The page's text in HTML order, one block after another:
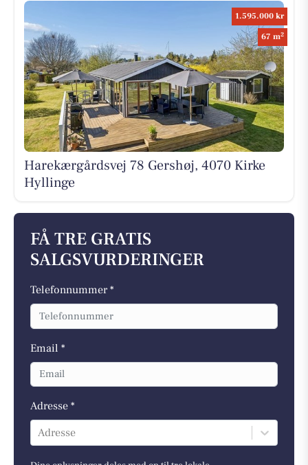
1.595.000 kr
67 m2
Harekærgårdsvej 78 Gershøj, 4070 Kirke
Hyllinge
FÅ TRE GRATIS
SALGSVURDERINGER
Telefonnummer *
Email *
Adresse *
Adresse